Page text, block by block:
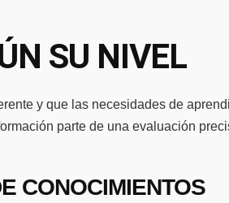
SU NIVEL
y que las necesidades de
parte de una evaluación
CONOCIMIENTOS